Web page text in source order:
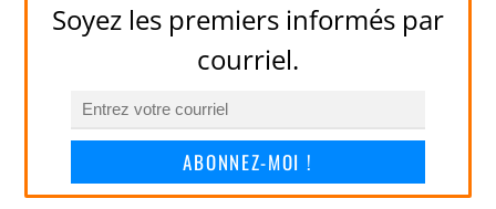
Soyez les premiers informés par
courriel.
ABONNEZ-MOI !